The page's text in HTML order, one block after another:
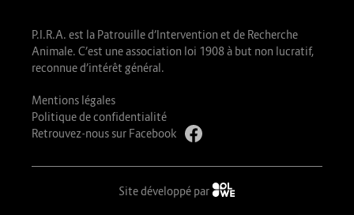
P.I.R.A. est la Patrouille d’Intervention et de Recherche
Animale. C’est une association loi 1908 à but non lucratif,
reconnue d’intérêt général.
Mentions légales
Politique de confidentialité
Retrouvez-nous sur Facebook
Site développé par